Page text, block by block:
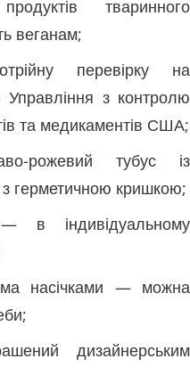
тваринного
веганам;
перевірку на
Управління з контролю
та медикаментів США;
рожевий тубус із
герметичною кришкою;
в індивідуальному
насічками — можна
дизайнерським